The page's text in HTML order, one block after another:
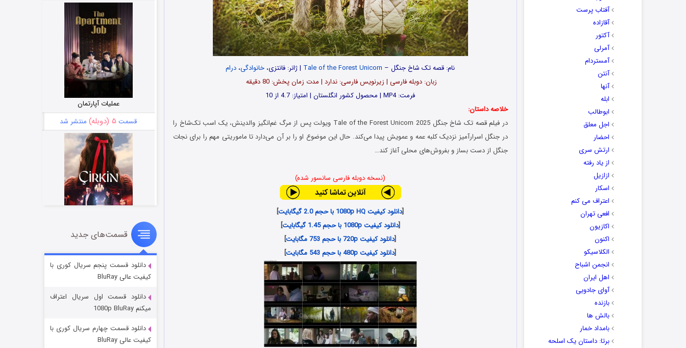
آفتاب پرست
آقازاده
آکتور
آمرلی
آمستردام
آنتن
آنها
ابله
ابوطالب
اجل معلق
احضار
ارتش سری
از یاد رفته
ازازیل
اسکار
اعتراف می کنم
افعی تهران
اکازیون
اکنون
الکلاسیکو
انجمن اشباح
اهل ایران
آوای جادویی
بازنده
بالش ها
بامداد خمار
برتا: داستان یک اسلحه
نام: قصه تک شاخ جنگل – Tale of the Forest Unicorn | ژانر: فانتزی، خانوادگی، درام
زبان: دوبله فارسی | زیرنویس فارسی: ندارد | مدت زمان پخش: 80 دقیقه
فرمت: MP4 | محصول کشور انگلستان | امتیاز: 4.7 از 10
خلاصه داستان:
در فیلم قصه تک شاخ جنگل Tale of the Forest Unicorn 2025 ویولت پس از مرگ غم‌انگیز والدینش، یک اسب تک‌شاخ را
در جنگل اسرارآمیز نزدیک کلبه عمه و عمویش پیدا می‌کند. حال این موضوع او را بر آن می‌دارد تا ماموریتی مهم را برای نجات
جنگل از دست بساز و بفروش‌های محلی آغاز کند…
(نسخه دوبله فارسی سانسور شده)
[دانلود کیفیت 1080p HQ با حجم 2.0 گیگابایت
]
[دانلود کیفیت 1080p با حجم 1.45 گیگابایت
]
[دانلود کیفیت 720p با حجم 753 مگابایت
]
[دانلود کیفیت 480p با حجم 543 مگابایت ]
عملیات آپارتمان
قسمت ۵ (دوبله) منتشر شد
سریال زشت
قسمت۲ (زیرنویس) منتشر شد
قسمت‌های جدید
دانلود قسمت پنجم سریال کوری با
کیفیت عالی BluRay
دانلود قسمت اول سریال اعتراف
میکنم 1080p BluRay
دانلود قسمت چهارم سریال کوری با
کیفیت عالی BluRay